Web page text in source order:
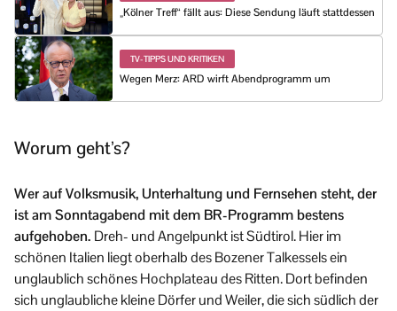
„Kölner Treff“ fällt aus: Diese Sendung läuft stattdessen
TV-TIPPS UND KRITIKEN
Wegen Merz: ARD wirft Abendprogramm um
Worum geht’s?
Wer auf Volksmusik, Unterhaltung und Fernsehen steht, der
ist am Sonntagabend mit dem BR-Programm bestens
aufgehoben. Dreh- und Angelpunkt ist Südtirol. Hier im
schönen Italien liegt oberhalb des Bozener Talkessels ein
unglaublich schönes Hochplateau des Ritten. Dort befinden
sich unglaubliche kleine Dörfer und Weiler, die sich südlich der